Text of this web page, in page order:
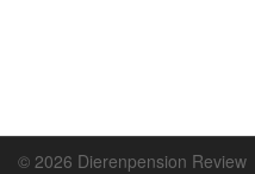
© 2026 Dierenpension Review